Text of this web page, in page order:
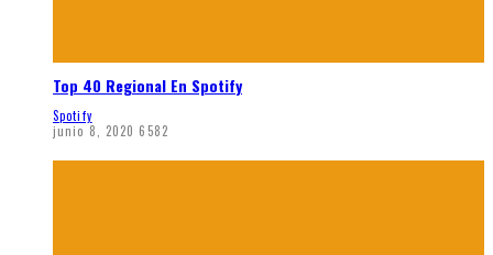
Top 40 Regional En Spotify
Spotify
junio 8, 2020 6582